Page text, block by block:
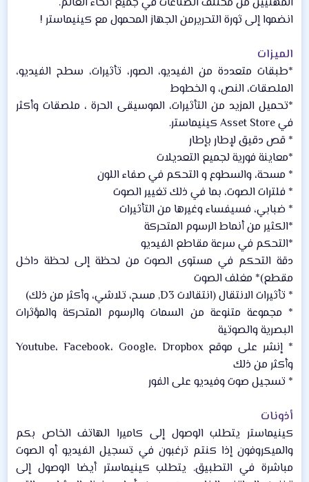
انضموا إلى ثورة التحريرمن الجهاز المحمول مع كينيماستر !​
الميزات
*طبقات متعددة من الفيديو، الصور، تأثيرات، سطح الفيديو،
الملصقات، النص، و الخطوط​
*تحميل المزيد من التأثيرات، الموسيقى الحرة ، ملصقات وأكثر
في Asset Store كينيماستر.​
* قص دقيق لإطار بإطار​
*معاينة فورية لجميع التعديلات​
* مسحة، والسطوع و التحكم في صفاء اللون​
* فلترات الصوت، بما في ذلك تغيير الصوت​
* ضبابي، فسيفساء وغيرها من التأثيرات​
*الكثير من أنماط الرسوم المتحركة​
*التحكم في سرعة مقاطع الفيديو​
دقة التحكم في مستوى الصوت من لحظة إلى لحظة داخل
مقطع)* مغلف الصوت​
* تأثيرات الانتقال (انتقالات D3, مسح، تلاشي، وأكثر من ذلك)​
* مجموعة متنوعة من السمات والرسوم المتحركة والمؤثرات
البصرية والصوتية​
* إنشر على موقع Youtube، Facebook، Google، Dropbox
وأكثر من ذلك​
* تسجيل صوت وفيديو على الفور​
أذونات
كينيماستر يتطلب الوصول إلى كاميرا الهاتف الخاص بكم
والميكروفون إذا كنتم ترغبون في تسجيل الفيديو أو الصوت
مباشرة في التطبيق. يتطلب كينيماستر أيضا الوصول إلى